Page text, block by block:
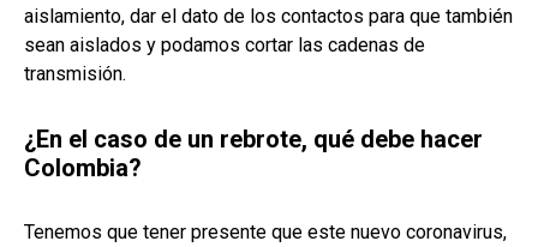
aislamiento, dar el dato de los contactos para que también
sean aislados y podamos cortar las cadenas de
transmisión.
¿En el caso de un rebrote, qué debe hacer
Colombia?
Tenemos que tener presente que este nuevo coronavirus,